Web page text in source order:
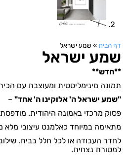
דף הבית » שמע ישראל
שמע ישראל
**חדש**
תמונה מינימליסטית ומעוצבת עם
"שמע ישראל ה' אלוקינו ה' אחד" –
פסוק מרכזי באמונה היהודית.
מתאימה במיוחד כאלמנט עיצובי מלא
לחדר העבודה או לכל חלל בבית. שילוב
למסורת נצחית.